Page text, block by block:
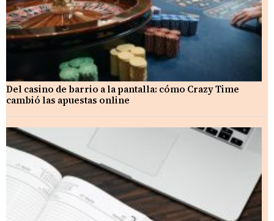
Del casino de barrio a la pantalla: cómo Crazy Time
cambió las apuestas online